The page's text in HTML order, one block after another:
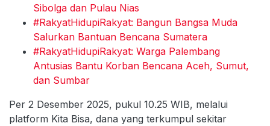
Sibolga dan Pulau Nias
#RakyatHidupiRakyat: Bangun Bangsa Muda
Salurkan Bantuan Bencana Sumatera
#RakyatHidupiRakyat: Warga Palembang
Antusias Bantu Korban Bencana Aceh, Sumut,
dan Sumbar
Per 2 Desember 2025, pukul 10.25 WIB, melalui
platform Kita Bisa, dana yang terkumpul sekitar